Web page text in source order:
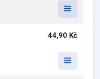
44,90 Kč